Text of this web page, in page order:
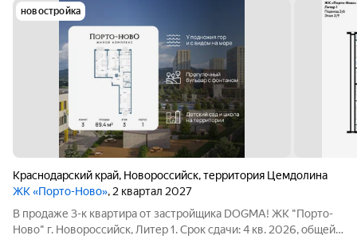
новостройка
Краснодарский край, Новороссийск,территория Цемдолина
ЖК «Порто-Ново», 2 квартал 2027
В продаже 3-к квартира от застройщика DOGMA! ЖК "Порто-
Ново" г. Новороссийск, Литер 1. Срок сдачи: 4 кв. 2026, общей